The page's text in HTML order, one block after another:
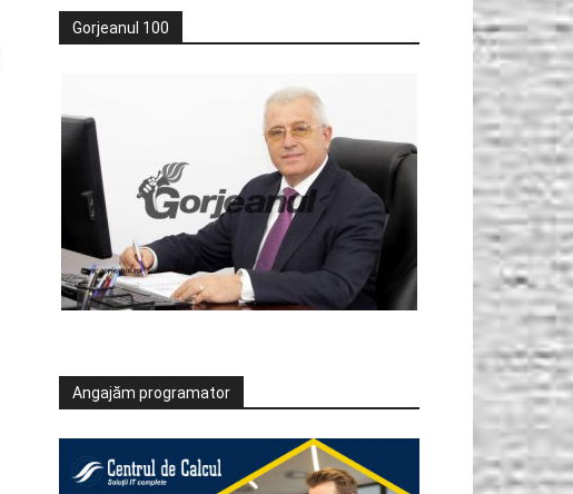
Gorjeanul 100
Angajăm programator